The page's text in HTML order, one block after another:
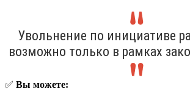
Увольнение по инициативе
возможно только в рамках
✅ Вы можете: